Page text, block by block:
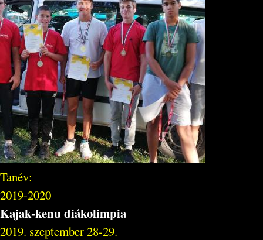
Tanév:
2019-2020
Kajak-kenu diákolimpia
2019. szeptember 28-29.